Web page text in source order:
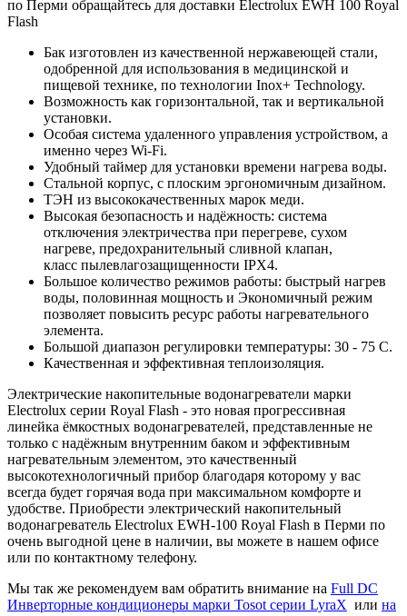
по Перми обращайтесь для доставки Electrolux EWH 100 Royal
Flash
Бак изготовлен из качественной нержавеющей стали,
одобренной для использования в медицинской и
пищевой технике, по технологии Inox+ Technology.
Возможность как горизонтальной, так и вертикальной
установки.
Особая система удаленного управления устройством, а
именно через Wi-Fi.
Удобный таймер для установки времени нагрева воды.
Стальной корпус, с плоским эргономичным дизайном.
ТЭН из высококачественных марок меди.
Высокая безопасность и надёжность: система
отключения электричества при перегреве, сухом
нагреве, предохранительный сливной клапан,
класс пылевлагозащищенности IPX4.
Большое количество режимов работы: быстрый нагрев
воды, половинная мощность и Экономичный режим
позволяет повысить ресурс работы нагревательного
элемента.
Большой диапазон регулировки температуры: 30 - 75 С.
Качественная и эффективная теплоизоляция.
Электрические накопительные водонагреватели марки
Electrolux серии Royal Flash - это новая прогрессивная
линейка ёмкостных водонагревателей, представленные не
только с надёжным внутренним баком и эффективным
нагревательным элементом, это качественный
высокотехнологичный прибор благодаря которому у вас
всегда будет горячая вода при максимальном комфорте и
удобстве. Приобрести электрический накопительный
водонагреватель Electrolux EWH-100 Royal Flash в Перми по
очень выгодной цене в наличии, вы можете в нашем офисе
или по контактному телефону.
Мы так же рекомендуем вам обратить внимание на Full DC
Инверторные кондиционеры марки Tosot серии LyraX или на